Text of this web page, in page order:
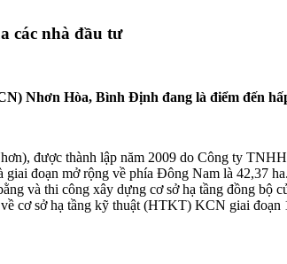
các nhà đầu tư
Nhơn Hòa, Bình Định đang là điểm đến
được thành lập năm 2009 do Công ty
giai đoạn mở rộng về phía Đông Nam là 42,37
và thi công xây dựng cơ sở hạ tầng đồng
cơ sở hạ tầng kỹ thuật (HTKT) KCN giai